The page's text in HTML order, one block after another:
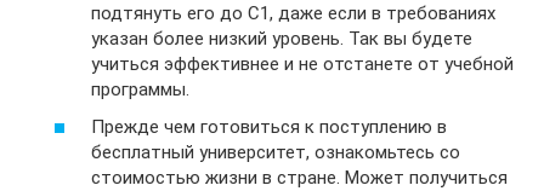
подтянуть его до C1, даже если в требованиях
указан более низкий уровень. Так вы будете
учиться эффективнее и не отстанете от учебной
программы.
Прежде чем готовиться к поступлению в
бесплатный университет, ознакомьтесь со
стоимостью жизни в стране. Может получиться